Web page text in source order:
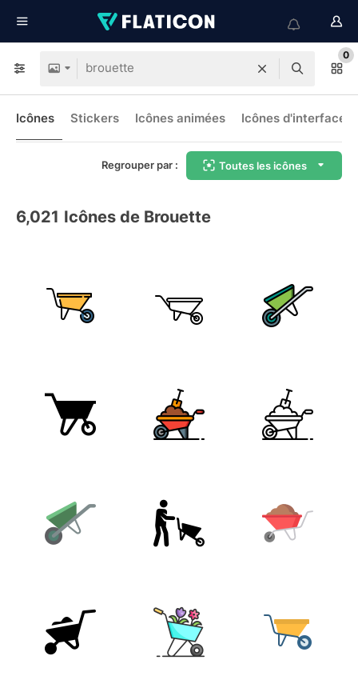
0
Icônes Stickers Icônes animées Icônes d'interface
Regrouper par : Toutes les icônes
6,021 Icônes de Brouette